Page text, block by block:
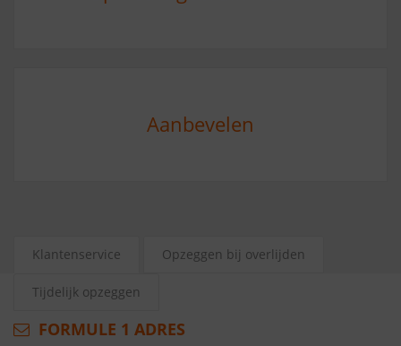
Aanbevelen
Klantenservice Opzeggen bij overlijden
Tijdelijk opzeggen
FORMULE 1 ADRES